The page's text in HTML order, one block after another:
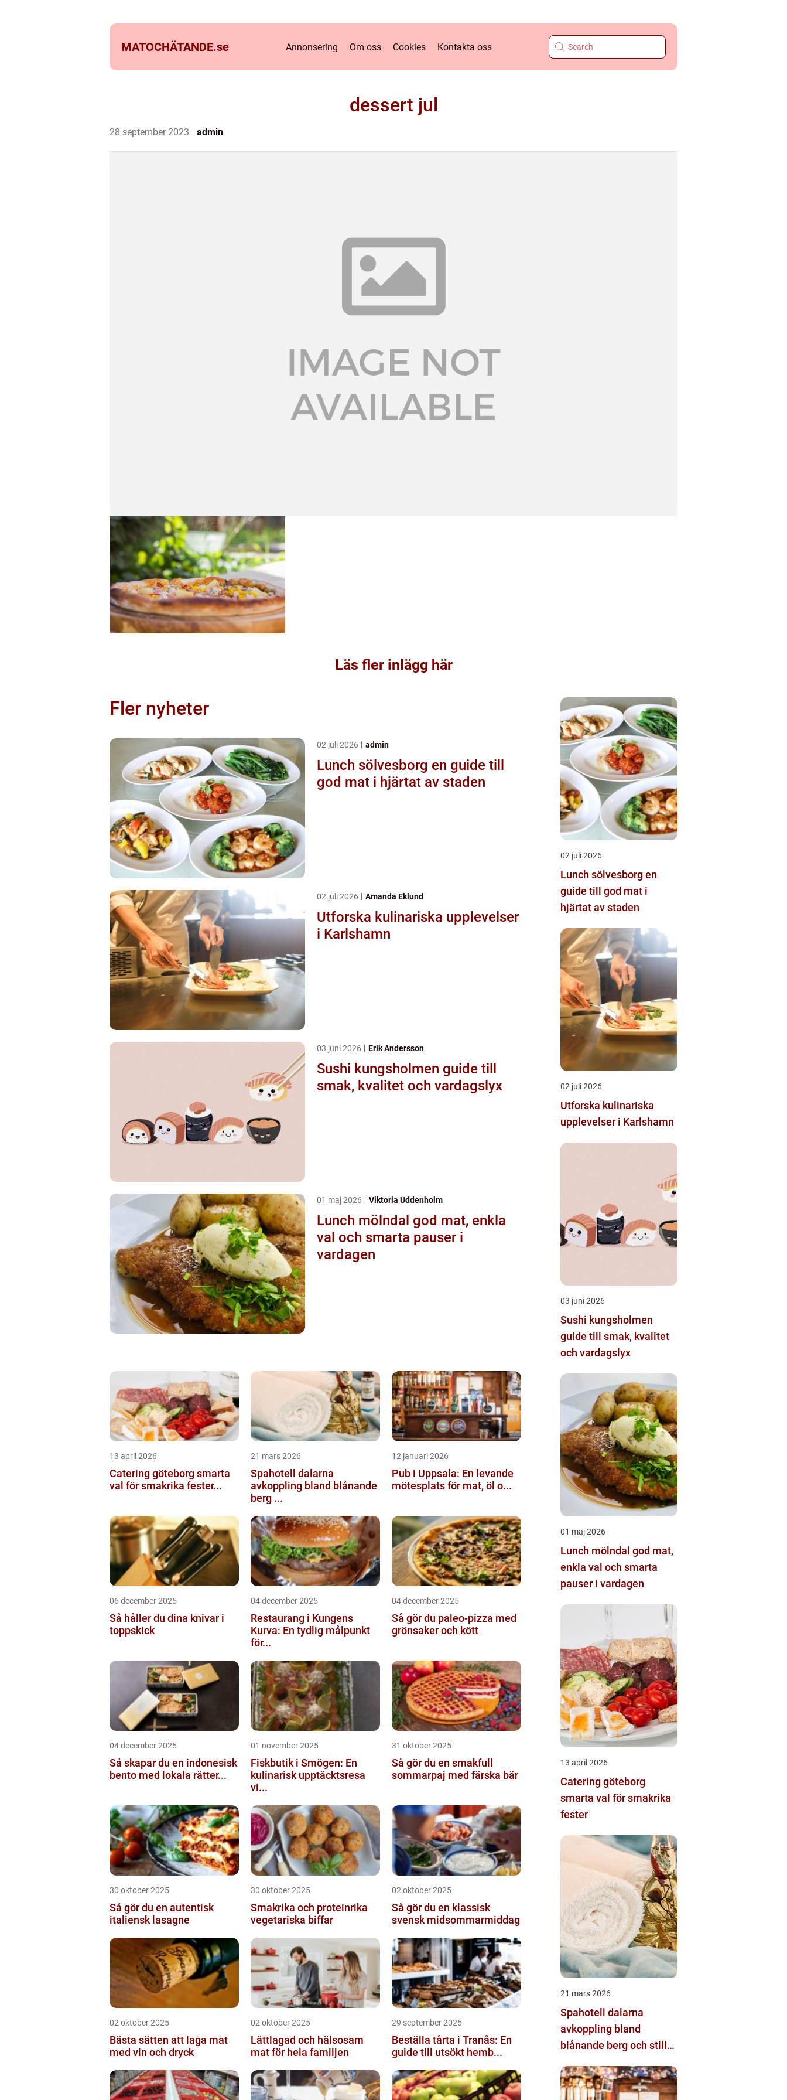
MATOCHÄTANDE.se Annonsering Om oss Cookies Kontakta oss
dessert jul
28 september 2023 admin
Läs fler inlägg här
Fler nyheter
02 juli 2026 admin
Lunch sölvesborg en guide till
god mat i hjärtat av staden
02 juli 2026 Amanda Eklund
Utforska kulinariska upplevelser
i Karlshamn
03 juni 2026 Erik Andersson
Sushi kungsholmen guide till
smak, kvalitet och vardagslyx
01 maj 2026 Viktoria Uddenholm
Lunch mölndal god mat, enkla
val och smarta pauser i
vardagen
13 april 2026
Catering göteborg smarta
val för smakrika fester...
21 mars 2026
Spahotell dalarna
avkoppling bland blånande
berg ...
12 januari 2026
Pub i Uppsala: En levande
mötesplats för mat, öl o...
06 december 2025
Så håller du dina knivar i
toppskick
04 december 2025
Restaurang i Kungens
Kurva: En tydlig målpunkt
för...
04 december 2025
Så gör du paleo-pizza med
grönsaker och kött
04 december 2025
Så skapar du en indonesisk
bento med lokala rätter...
01 november 2025
Fiskbutik i Smögen: En
kulinarisk upptäcktsresa
vi...
31 oktober 2025
Så gör du en smakfull
sommarpaj med färska bär
30 oktober 2025
Så gör du en autentisk
italiensk lasagne
30 oktober 2025
Smakrika och proteinrika
vegetariska biffar
02 oktober 2025
Så gör du en klassisk
svensk midsommarmiddag
02 oktober 2025
Bästa sätten att laga mat
med vin och dryck
02 oktober 2025
Lättlagad och hälsosam
mat för hela familjen
29 september 2025
Beställa tårta i Tranås: En
guide till utsökt hemb...
02 juli 2026
Lunch sölvesborg en
guide till god mat i
hjärtat av staden
02 juli 2026
Utforska kulinariska
upplevelser i Karlshamn
03 juni 2026
Sushi kungsholmen
guide till smak, kvalitet
och vardagslyx
01 maj 2026
Lunch mölndal god mat,
enkla val och smarta
pauser i vardagen
13 april 2026
Catering göteborg
smarta val för smakrika
fester
21 mars 2026
Spahotell dalarna
avkoppling bland
blånande berg och stilla